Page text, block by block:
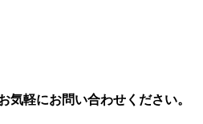
気軽にお問い合わせください。